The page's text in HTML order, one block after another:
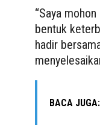
“Saya
bentuk
hadir
BACA JUGA: